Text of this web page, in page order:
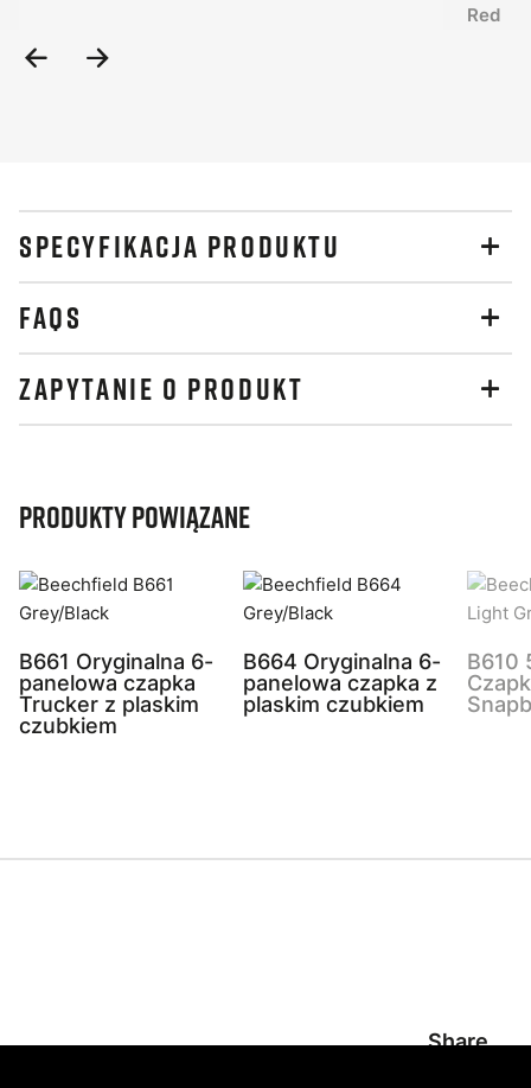
Red
Previous
SPECYFIKACJA PRODUKTU
FAQS
ZAPYTANIE O PRODUKT
Produkty powiązane
B661 Oryginalna 6-
panelowa czapka
Trucker z plaskim
czubkiem
B664 Oryginalna 6-
panelowa czapka z
plaskim czubkiem
B610
Share